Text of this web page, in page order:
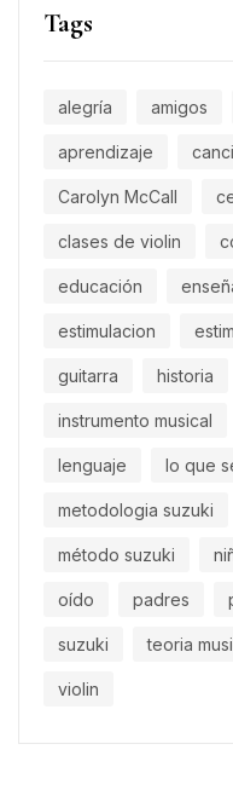
Tags
alegría amigos
aprendizaje
Carolyn McCall
clases de violin
educación
estimulacion
guitarra historia
instrumento musical
lenguaje lo que
metodologia suzuki
método suzuki
oído padres
suzuki teoria
violin